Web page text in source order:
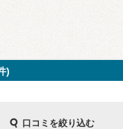
)
口コミを絞り込む